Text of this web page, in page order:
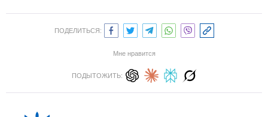
ПОДЕЛИТЬСЯ:
Мне нравится
ПОДЫТОЖИТЬ: